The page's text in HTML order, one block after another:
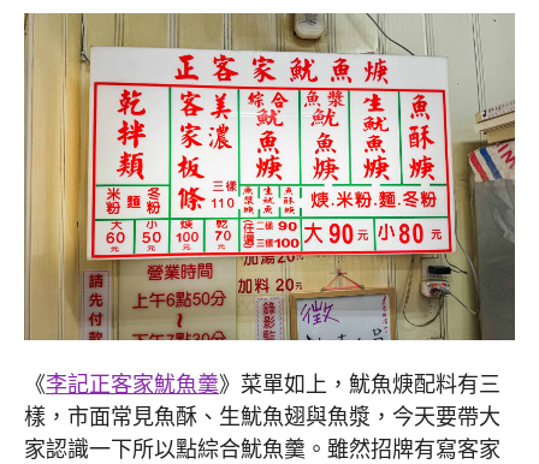
《李記正客家魷魚羹》菜單如上，魷魚焿配料有三
樣，市面常見魚酥、生魷魚翅與魚漿，今天要帶大
家認識一下所以點綜合魷魚羹。雖然招牌有寫客家